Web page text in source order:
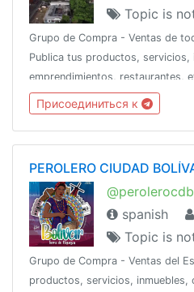
Topic is
Grupo de Compra - Ventas de
Publica tus productos, servicios,
emprendimientos, restaurantes,
Присоединиться к
PEROLERO CIUDAD
spanish
Topic is
Grupo de Compra - Ventas del
productos, servicios, inmuebles,